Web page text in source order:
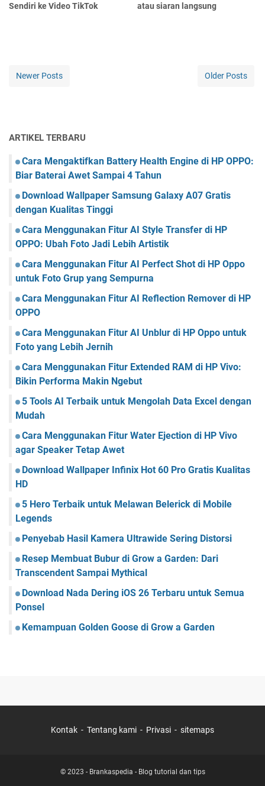
Sendiri ke Video TikTok
atau siaran langsung
Newer Posts Older Posts
ARTIKEL TERBARU
Cara Mengaktifkan Battery Health Engine di HP OPPO:
Biar Baterai Awet Sampai 4 Tahun
Download Wallpaper Samsung Galaxy A07 Gratis
dengan Kualitas Tinggi
Cara Menggunakan Fitur AI Style Transfer di HP
OPPO: Ubah Foto Jadi Lebih Artistik
Cara Menggunakan Fitur AI Perfect Shot di HP Oppo
untuk Foto Grup yang Sempurna
Cara Menggunakan Fitur AI Reflection Remover di HP
OPPO
Cara Menggunakan Fitur AI Unblur di HP Oppo untuk
Foto yang Lebih Jernih
Cara Menggunakan Fitur Extended RAM di HP Vivo:
Bikin Performa Makin Ngebut
5 Tools AI Terbaik untuk Mengolah Data Excel dengan
Mudah
Cara Menggunakan Fitur Water Ejection di HP Vivo
agar Speaker Tetap Awet
Download Wallpaper Infinix Hot 60 Pro Gratis Kualitas
HD
5 Hero Terbaik untuk Melawan Belerick di Mobile
Legends
Penyebab Hasil Kamera Ultrawide Sering Distorsi
Resep Membuat Bubur di Grow a Garden: Dari
Transcendent Sampai Mythical
Download Nada Dering iOS 26 Terbaru untuk Semua
Ponsel
Kemampuan Golden Goose di Grow a Garden
Kontak Tentang kami Privasi sitemaps
© 2023 - Brankaspedia - Blog tutorial dan tips